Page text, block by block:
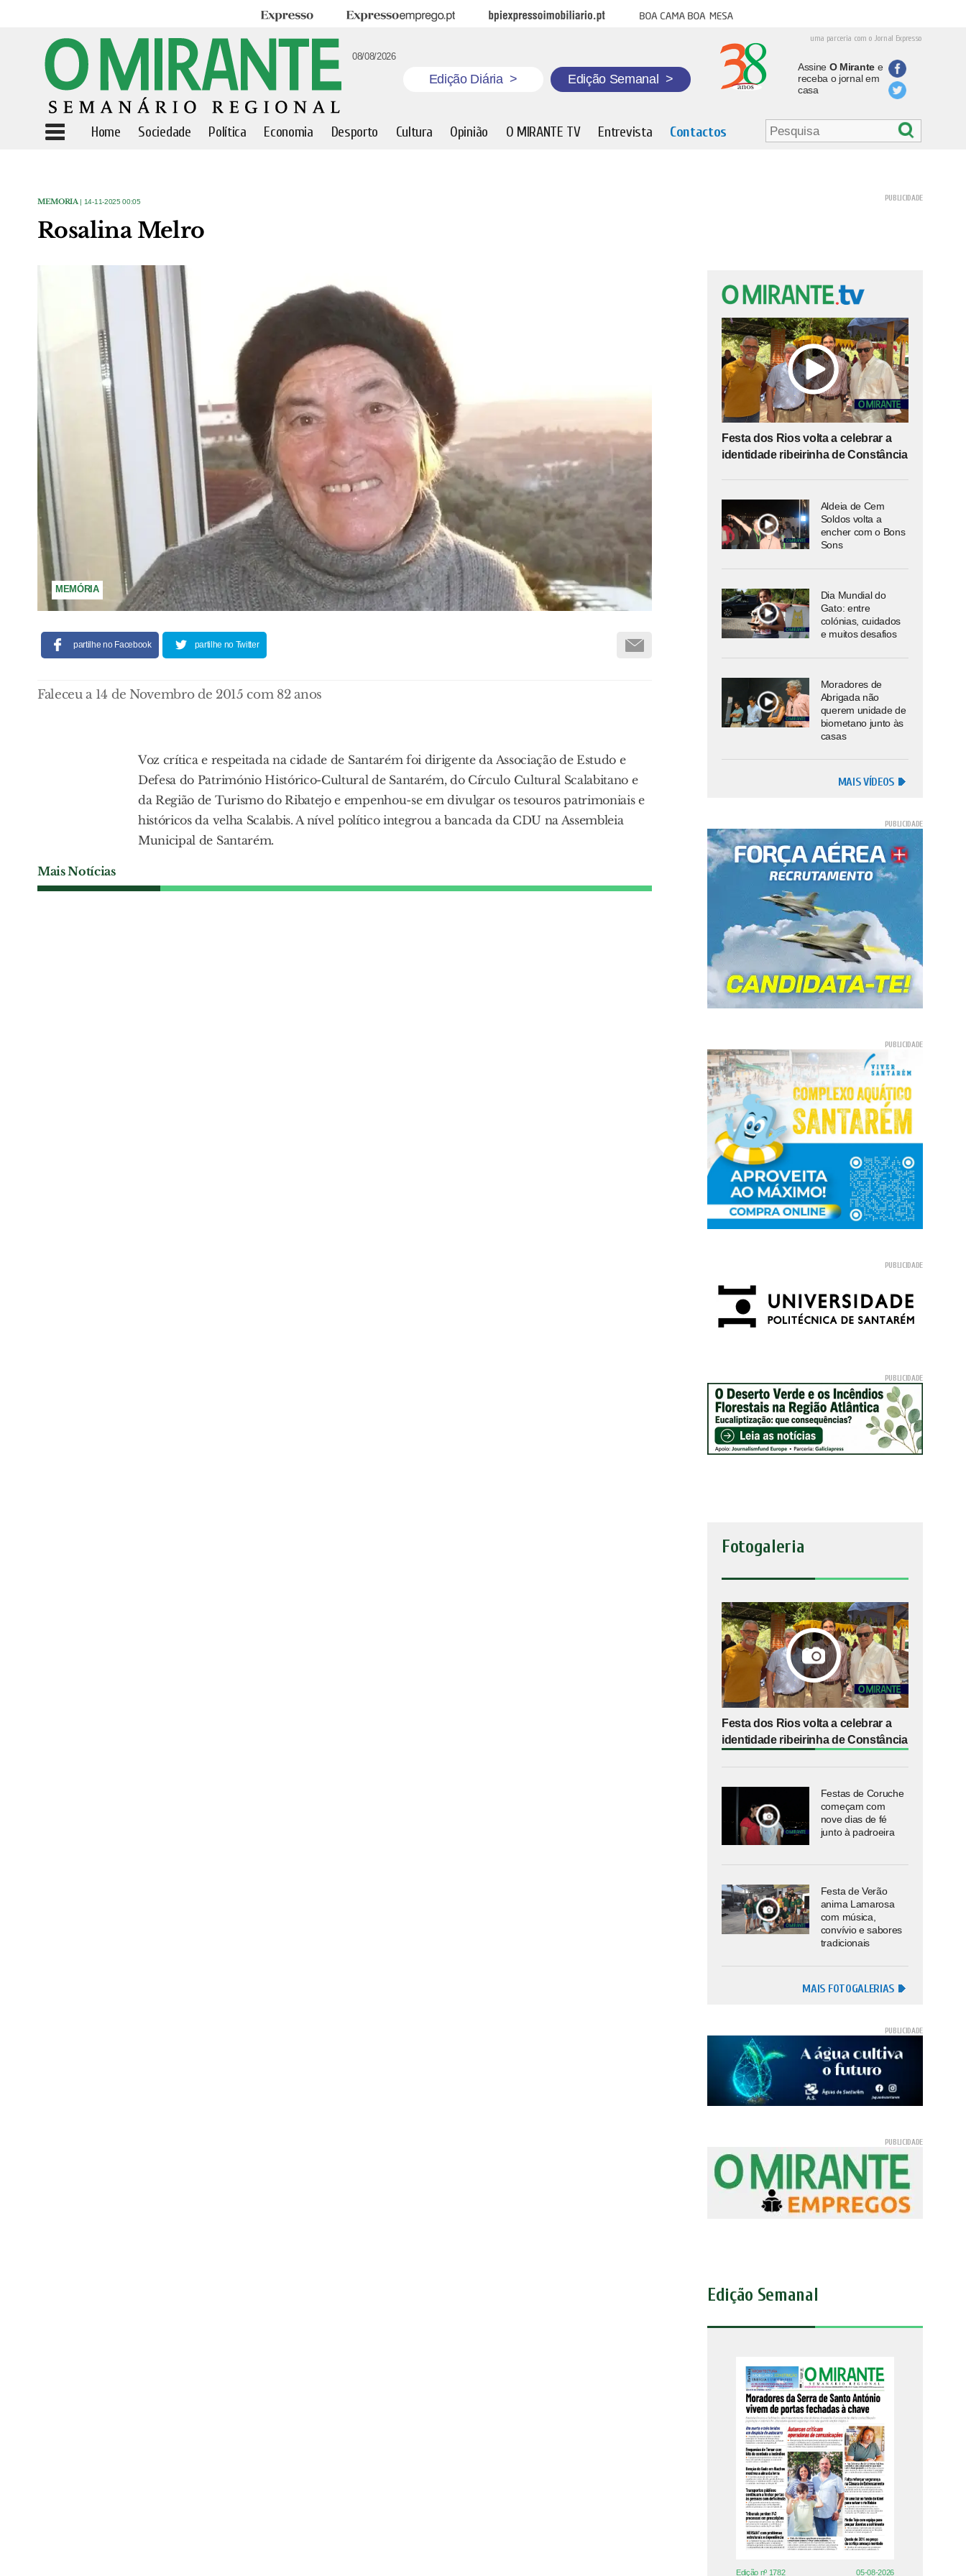
Expresso Expresso Emprego BPI Expresso Imobiliário Boa cama boa mesa
uma parceria com o Jornal Expresso
08/08/2026
Edição Diária > Edição Semanal >
Assine O Mirantee
receba o jornal em
casa
Home Sociedade Política Economia Desporto Cultura Opinião O MIRANTE TV Entrevista Contactos
MEMORIA | 14-11-2025 00:05
Rosalina Melro
MEMÓRIA
partilhe no Facebook partilhe no Twitter
Faleceu a 14 de Novembro de 2015 com 82 anos
Voz crítica e respeitada na cidade de Santarém foi dirigente da Associação de Estudo e
Defesa do Património Histórico-Cultural de Santarém, do Círculo Cultural Scalabitano e
da Região de Turismo do Ribatejo e empenhou-se em divulgar os tesouros patrimoniais e
históricos da velha Scalabis. A nível político integrou a bancada da CDU na Assembleia
Municipal de Santarém.
Mais Notícias
Festa dos Rios volta a celebrar a
identidade ribeirinha de Constância
Aldeia de Cem
Soldos volta a
encher com o Bons
Sons
Dia Mundial do
Gato: entre
colónias, cuidados
e muitos desafios
Moradores de
Abrigada não
querem unidade de
biometano junto às
casas
MAIS VÍDEOS
Fotogaleria
Festa dos Rios volta a celebrar a
identidade ribeirinha de Constância
Festas de Coruche
começam com
nove dias de fé
junto à padroeira
Festa de Verão
anima Lamarosa
com música,
convívio e sabores
tradicionais
MAIS FOTOGALERIAS
Edição Semanal
Edição nº 1782 05-08-2026